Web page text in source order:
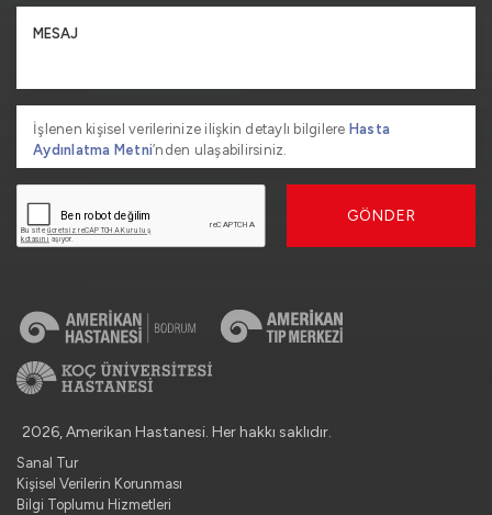
İşlenen kişisel verilerinize ilişkin detaylı bilgilere Hasta
Aydınlatma Metni’nden ulaşabilirsiniz.
GÖNDER
2026, Amerikan Hastanesi. Her hakkı saklıdır.
Sanal Tur
Kişisel Verilerin Korunması
Bilgi Toplumu Hizmetleri